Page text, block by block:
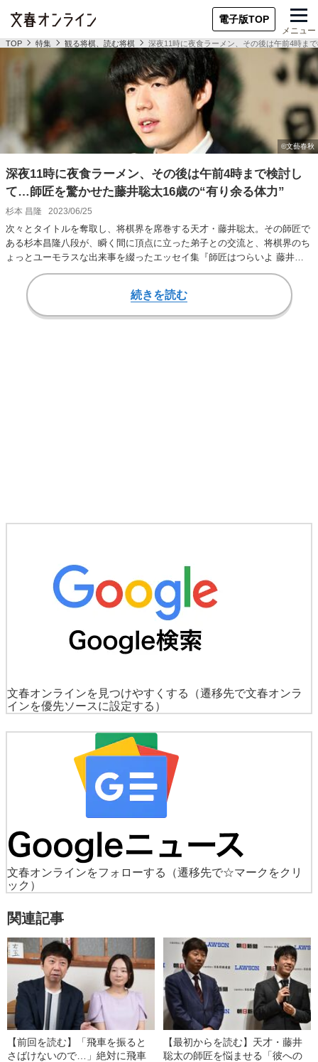
電子版TOP
メニュー
TOP 特集 観る将棋、読む将棋 深夜11時に夜食ラーメン、その後は午前4時ま
深夜11時に夜食ラーメン、その後は午前4時まで検討し
て…師匠を驚かせた藤井聡太16歳の“有り余る体力”
杉本 昌隆 2023/06/25
次々とタイトルを奪取し、将棋界を席巻する天才・藤井聡太。その師匠で
ある杉本昌隆八段が、瞬く間に頂点に立った弟子との交流と、将棋界のち
ょっとユーモラスな出来事を綴ったエッセイ集『師匠はつらいよ 藤井聡
太のいる日常』（…
続きを読む
文春オンラインを見つけやすくする
（遷移先で文春オンラ
インを優先ソースに設定する）
文春オンラインをフォローする
（遷移先で☆マークをクリ
ック）
関連記事
【前回を読む】「飛車を振ると
さばけないので…」絶対に飛車
【最初からを読む】天才・藤井
聡太の師匠を悩ませる「彼への